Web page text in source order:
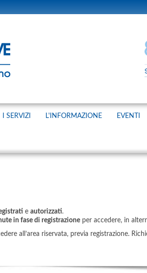
I SERVIZI L'INFORMAZIONE EVENTI
e autorizzati.
in fase di registrazione per accedere, in
all’area riservata, previa registrazione.